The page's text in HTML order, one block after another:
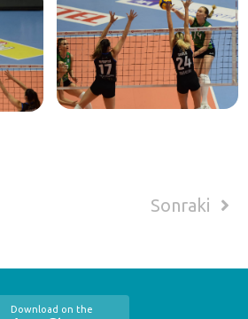
Sonraki
Download on the